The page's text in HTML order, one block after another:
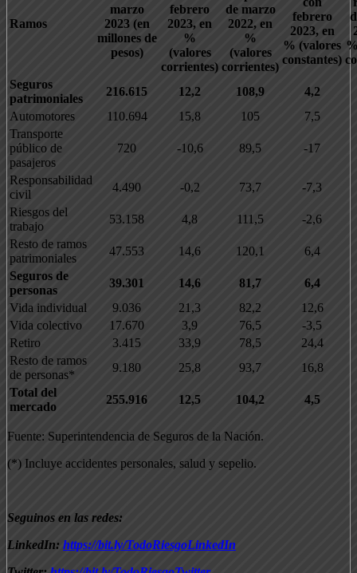
Ramos
marzo
2023 (en
millones de
pesos)
febrero
2023, en
%
(valores
corrientes)
de marzo
2022, en
%
(valores
corrientes)
febrero
2023, en
% (valores
constantes)
Seguros
patrimoniales
216.615 12,2 108,9
4,2
Automotores
110.694 15,8 105
7,5
Transporte
público de
pasajeros
720 -10,6 89,5 -17
Responsabilidad
civil
4.490 -0,2 73,7
-7,3
Riesgos del
trabajo
53.158 4,8 111,5
-2,6
Resto de ramos
patrimoniales
47.553 14,6 120,1
6,4
Seguros de
personas
39.301 14,6 81,7
6,4
Vida individual
9.036 21,3 82,2
12,6
Vida colectivo
17.670 3,9 76,5
-3,5
Retiro
3.415 33,9 78,5
24,4
Resto de ramos
de personas*
9.180 25,8 93,7
16,8
Total del
mercado
255.916 12,5 104,2 4,5
Fuente: Superintendencia de Seguros de la Nación.
(*) Incluye accidentes personales, salud y sepelio.
Seguinos en las redes:
LinkedIn: https://bit.ly/TodoRiesgoLinkedIn